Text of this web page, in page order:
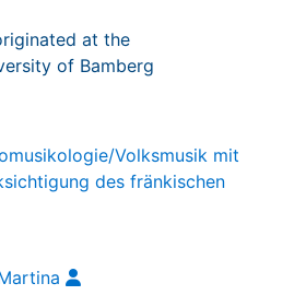
at the
of Bamberg
Volksmusik mit
des fränkischen